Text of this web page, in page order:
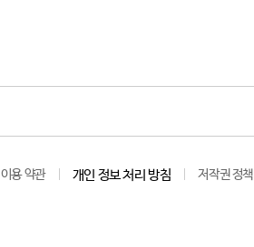
이용 약관 개인 정보 처리 방침 저작권 정책